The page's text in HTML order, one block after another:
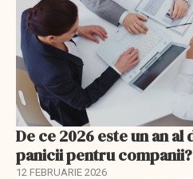
De ce 2026 este un an al
panicii pentru companii?
12 FEBRUARIE 2026